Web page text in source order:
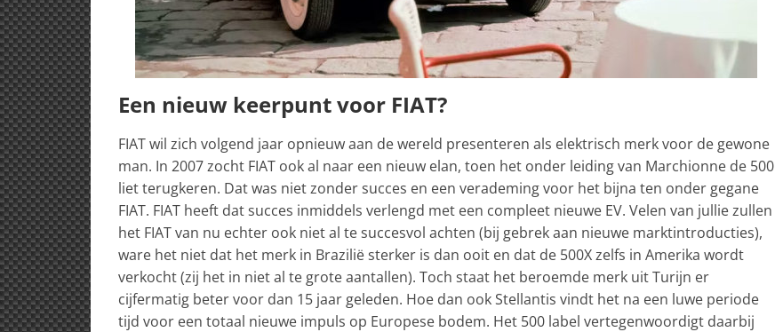
Een nieuw keerpunt voor FIAT?
FIAT wil zich volgend jaar opnieuw aan de wereld presenteren als elektrisch merk voor de gewone
man. In 2007 zocht FIAT ook al naar een nieuw elan, toen het onder leiding van Marchionne de 500
liet terugkeren. Dat was niet zonder succes en een verademing voor het bijna ten onder gegane
FIAT. FIAT heeft dat succes inmiddels verlengd met een compleet nieuwe EV. Velen van jullie zullen
het FIAT van nu echter ook niet al te succesvol achten (bij gebrek aan nieuwe marktintroducties),
ware het niet dat het merk in Brazilië sterker is dan ooit en dat de 500X zelfs in Amerika wordt
verkocht (zij het in niet al te grote aantallen). Toch staat het beroemde merk uit Turijn er
cijfermatig beter voor dan 15 jaar geleden. Hoe dan ook Stellantis vindt het na een luwe periode
tijd voor een totaal nieuwe impuls op Europese bodem. Het 500 label vertegenwoordigt daarbij